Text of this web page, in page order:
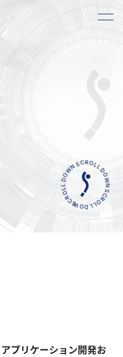
SCROLL DOWN SCROLL DOWN SCROLL DOWN
プリケーション開発お